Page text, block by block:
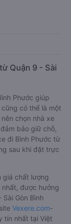
Quận 9 - Sài
Phước giúp
có thể là một
chọn nhà xe
bảo giữ chỗ,
đi Bình Phước từ
sau khi đặt trực
giá chất lượng
được hưởng
Gòn Bình
Vexere.com-
tín nhất tại Việt